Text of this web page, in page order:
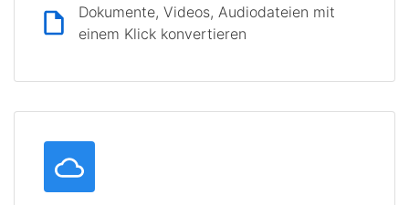
Dokumente, Videos, Audiodateien mit
einem Klick konvertieren